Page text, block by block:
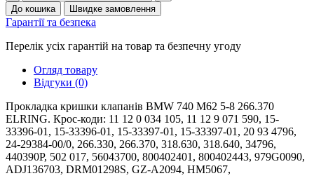
До кошика
Швидке замовлення
Гарантії та безпека
Перелік усіх гарантій на товар та безпечну угоду
Огляд товару
Відгуки (0)
Прокладка кришки клапанів BMW 740 M62 5-8 266.370
ELRING. Крос-коди: 11 12 0 034 105, 11 12 9 071 590, 15-
33396-01, 15-33396-01, 15-33397-01, 15-33397-01, 20 93 4796,
24-29384-00/0, 266.330, 266.370, 318.630, 318.640, 34796,
440390P, 502 017, 56043700, 800402401, 800402443, 979G0090,
ADJ136703, DRM01298S, GZ-A2094, HM5067,